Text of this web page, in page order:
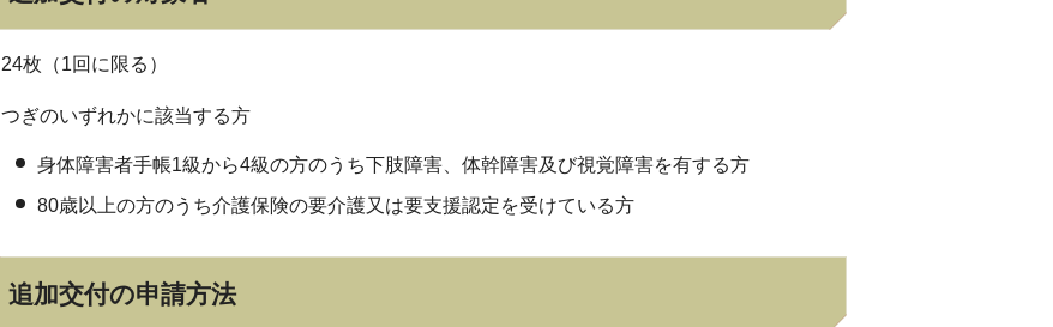
24枚（1回に限る）
つぎのいずれかに該当する方
身体障害者手帳1級から4級の方のうち下肢障害、体幹障害及び視覚障害を有する方
80歳以上の方のうち介護保険の要介護又は要支援認定を受けている方
追加交付の申請方法